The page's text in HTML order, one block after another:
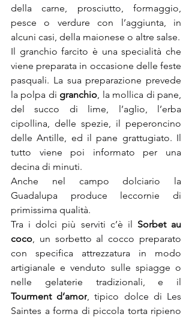
della carne, prosciutto, formaggio,
pesce o verdure con l’aggiunta, in
alcuni casi, della maionese o altre salse.
Il granchio farcito è una specialità che
viene preparata in occasione delle feste
pasquali. La sua preparazione prevede
la polpa di granchio, la mollica di pane,
del succo di lime, l’aglio, l’erba
cipollina, delle spezie, il peperoncino
delle Antille, ed il pane grattugiato. Il
tutto viene poi informato per una
decina di minuti.
Anche nel campo dolciario la
Guadalupa produce leccornie di
primissima qualità.
Tra i dolci più serviti c’è il Sorbet au
coco, un sorbetto al cocco preparato
con specifica attrezzatura in modo
artigianale e venduto sulle spiagge o
Tourment d’amor, tipico dolce di Les
Saintes a forma di piccola torta ripieno